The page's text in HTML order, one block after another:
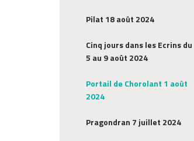
Pilat 18 août 2024
Cinq jours dans les Ecrins du
5 au 9 août 2024
Portail de Chorolant 1 août
2024
Pragondran 7 juillet 2024